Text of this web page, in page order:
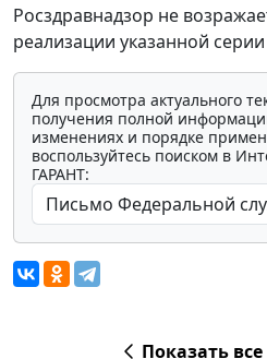
Росздравнадзор не
реализации указанной
Для просмотра актуального
получения полной
изменениях и порядке
воспользуйтесь поиском в
ГАРАНТ:
Показать